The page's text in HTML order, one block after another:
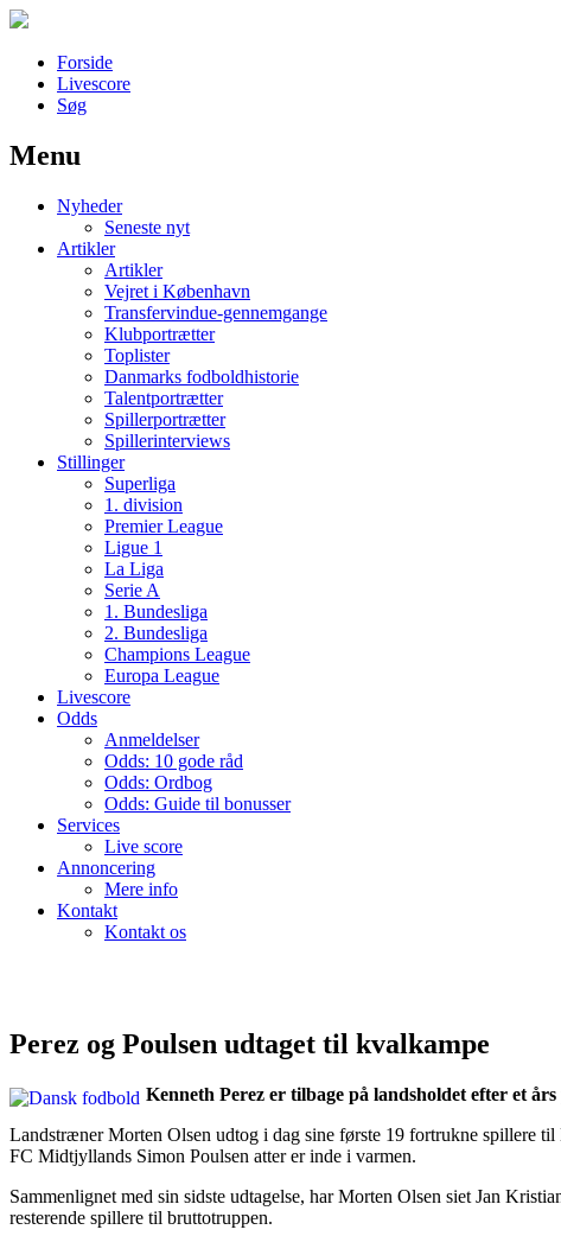
Forside
Livescore
Søg
Наши партнеры
лучшие займы
Menu
Nyheder
Seneste nyt
Artikler
Artikler
Vejret i København
Transfervindue-gennemgange
Klubportrætter
Toplister
Danmarks fodboldhistorie
Talentportrætter
Spillerportrætter
Spillerinterviews
Stillinger
Superliga
1. division
Premier League
Ligue 1
La Liga
Serie A
1. Bundesliga
2. Bundesliga
Champions League
Europa League
Livescore
Odds
Anmeldelser
Odds: 10 gode råd
Odds: Ordbog
Odds: Guide til bonusser
Services
Live score
Annoncering
Mere info
Kontakt
Kontakt os
Perez og Poulsen udtaget til kvalkampe
Kenneth Perez er tilbage på landsholdet efter et
Landstræner Morten Olsen udtog i dag sine første 19 fortrukne spillere
FC Midtjyllands Simon Poulsen atter er inde i varmen.
Sammenlignet med sin sidste udtagelse, har Morten Olsen siet Jan
resterende spillere til bruttotruppen.